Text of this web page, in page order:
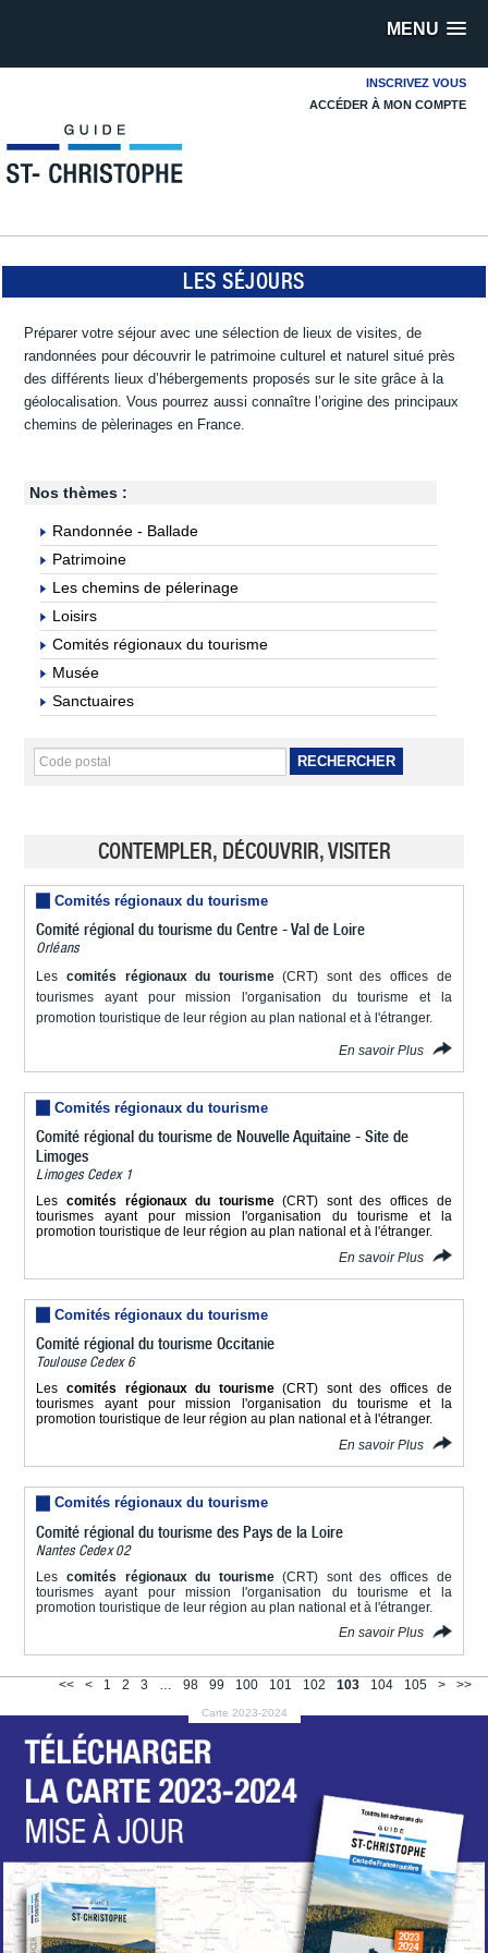
MENU
INSCRIVEZ VOUS
ACCÉDER À MON COMPTE
LES SÉJOURS
Préparer votre séjour avec une sélection de lieux de visites, de
randonnées pour découvrir le patrimoine culturel et naturel situé près
des différents lieux d’hébergements proposés sur le site grâce à la
géolocalisation. Vous pourrez aussi connaître l’origine des principaux
chemins de pèlerinages en France.
Nos thèmes :
Randonnée - Ballade
Patrimoine
Les chemins de pélerinage
Loisirs
Comités régionaux du tourisme
Musée
Sanctuaires
RECHERCHER
CONTEMPLER, DÉCOUVRIR, VISITER
Comités régionaux du tourisme
Comité régional du tourisme du Centre - Val de Loire
Orléans
Les comités régionaux du tourisme(CRT) sont des offices de
tourismes ayant pour mission l'organisation du tourisme et la
promotion touristique de leur région au plan national et à l'étranger.
En savoir Plus
Comités régionaux du tourisme
Comité régional du tourisme de Nouvelle Aquitaine - Site de
Limoges
Limoges Cedex 1
Les comités régionaux du tourisme(CRT) sont des offices de
tourismes ayant pour mission l'organisation du tourisme et la
promotion touristique de leur région au plan national et à l'étranger.
En savoir Plus
Comités régionaux du tourisme
Comité régional du tourisme Occitanie
Toulouse Cedex 6
Les comités régionaux du tourisme(CRT) sont des offices de
tourismes ayant pour mission l'organisation du tourisme et la
promotion touristique de leur région au plan national et à l'étranger.
En savoir Plus
Comités régionaux du tourisme
Comité régional du tourisme des Pays de la Loire
Nantes Cedex 02
Les comités régionaux du tourisme(CRT) sont des offices de
tourismes ayant pour mission l'organisation du tourisme et la
promotion touristique de leur région au plan national et à l'étranger.
En savoir Plus
<< < 1 2 3 98 99 100 101 102 103 104 105 > >>
Carte 2023-2024